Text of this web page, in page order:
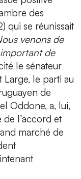
des
qui se réunissait
venons de
de
le sénateur
le parti au
de
Oddone, a, lui,
l’accord et
marché de